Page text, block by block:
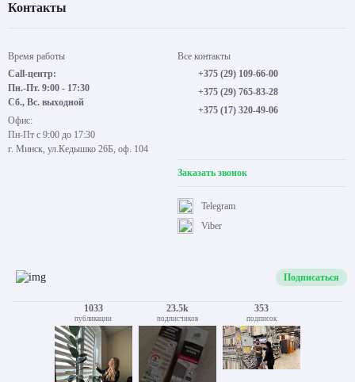
Контакты
Время работы
Call-центр:
Пн.-Пт. 9:00 - 17:30
Сб., Вс. выходной
Офис:
Пн-Пт с 9:00 до 17:30
г. Минск, ул.Кедышко 26Б, оф. 104
Все контакты
+375 (29) 109-66-00
+375 (29) 765-83-28
+375 (17) 320-49-06
Заказать звонок
Viber
Telegram
Подписаться
1033
публикации
23.5k
подписчиков
353
подписок